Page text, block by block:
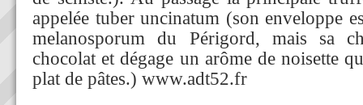
appelée tuber uncinatum (son enveloppe
melanosporum du Périgord, mais sa
chocolat et dégage un arôme de noisette
plat de pâtes.) www.adt52.fr